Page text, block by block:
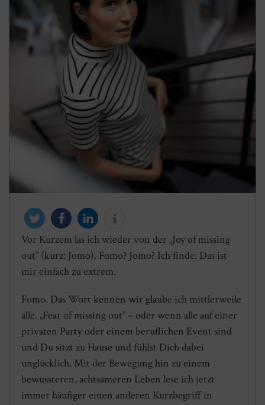
twittern teilen mitteileninfo
Vor Kurzem las ich wieder von der „Joy of missing
out” (kurz: Jomo). Fomo? Jomo? Ich finde: Das ist
mir einfach zu extrem.
Fomo. Das Wort kennen wir glaube ich mittlerweile
alle. „Fear of missing out” – oder wenn alle auf einer
privaten Party oder einem beruflichen Event sind
und Du sitzt zu Hause und fühlst Dich dabei
unglücklich. Mit der Bewegung hin zu einem
bewussteren, achtsameren Leben lese ich jetzt
immer häufiger einen anderen Kurzbegriff in